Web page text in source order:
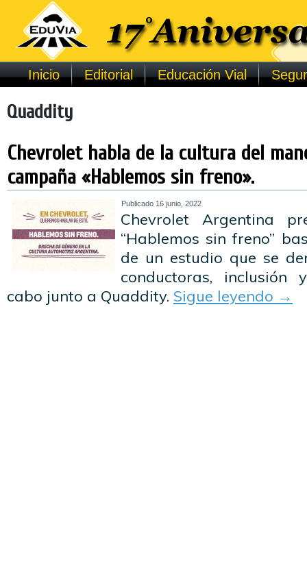
Inicio Editorial Educación Vial
Quaddity
Chevrolet habla de la cultura del
campaña «Hablemos sin freno».
Publicado 16 junio, 2022
Chevrolet Argentina
“Hablemos sin freno”
de un estudio que se
conductoras, inclusión
cabo junto a Quaddity. Sigue leyendo →